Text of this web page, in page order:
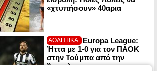
«χτυπήσουν» 40αρια
ΑΘΛΗΤΙΚΑ: Europa League:
Ήττα με 1-0 για τον ΠΑΟΚ
στην Τούμπα από την
Άντερλεχτ